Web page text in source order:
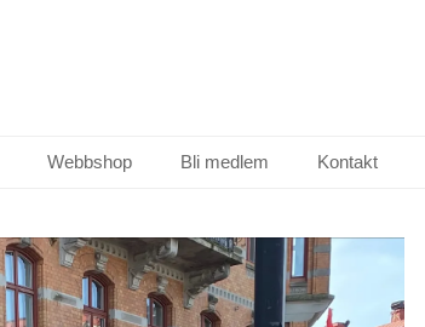
Webbshop Bli medlem Kontakt